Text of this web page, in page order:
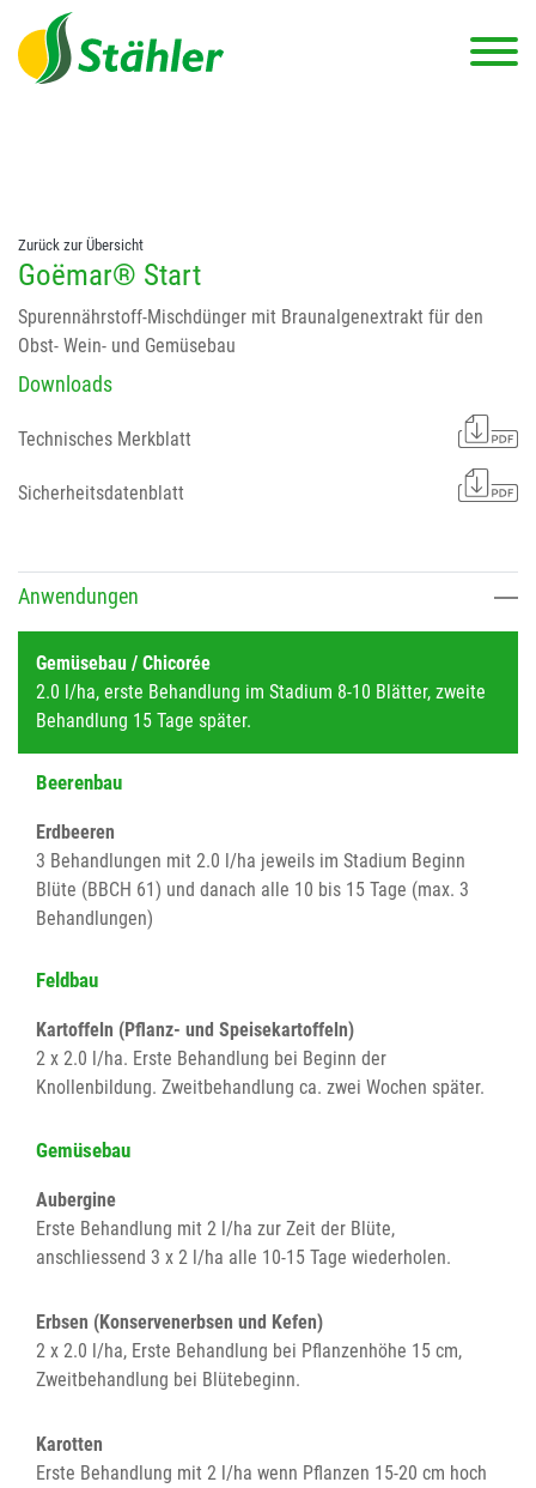
string(78) "Test 12 {FONT:12} // Dosierungen: test 123 dfasdf
asdfW134 245 34" string(62) "Test 12 {FONT:12} Dosierungen: test
123 dfasdf asdfW134 245 34"
Zurück zur Übersicht
Goëmar® Start
Spurennährstoff-Mischdünger mit Braunalgenextrakt für den
Obst- Wein- und Gemüsebau
Downloads
Technisches Merkblatt
Sicherheitsdatenblatt
Anwendungen
Gemüsebau / Chicorée
2.0 l/ha, erste Behandlung im Stadium 8-10 Blätter, zweite
Behandlung 15 Tage später.
Beerenbau
Erdbeeren
3 Behandlungen mit 2.0 l/ha jeweils im Stadium Beginn
Blüte (BBCH 61) und danach alle 10 bis 15 Tage (max. 3
Behandlungen)
Feldbau
Kartoffeln (Pflanz- und Speisekartoffeln)
2 x 2.0 l/ha. Erste Behandlung bei Beginn der
Knollenbildung. Zweitbehandlung ca. zwei Wochen später.
Gemüsebau
Aubergine
Erste Behandlung mit 2 l/ha zur Zeit der Blüte,
anschliessend 3 x 2 l/ha alle 10-15 Tage wiederholen.
Erbsen (Konservenerbsen und Kefen)
2 x 2.0 l/ha, Erste Behandlung bei Pflanzenhöhe 15 cm,
Zweitbehandlung bei Blütebeginn.
Karotten
Erste Behandlung mit 2 l/ha wenn Pflanzen 15-20 cm hoch